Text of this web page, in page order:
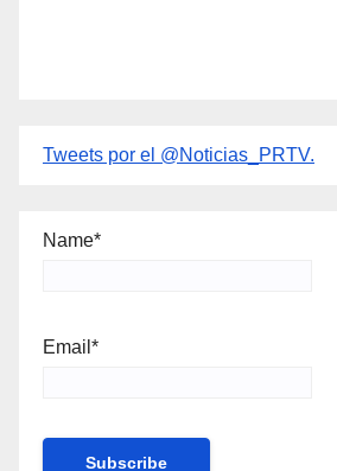
Tweets por el @Noticias_PRTV.
Name*
Email*